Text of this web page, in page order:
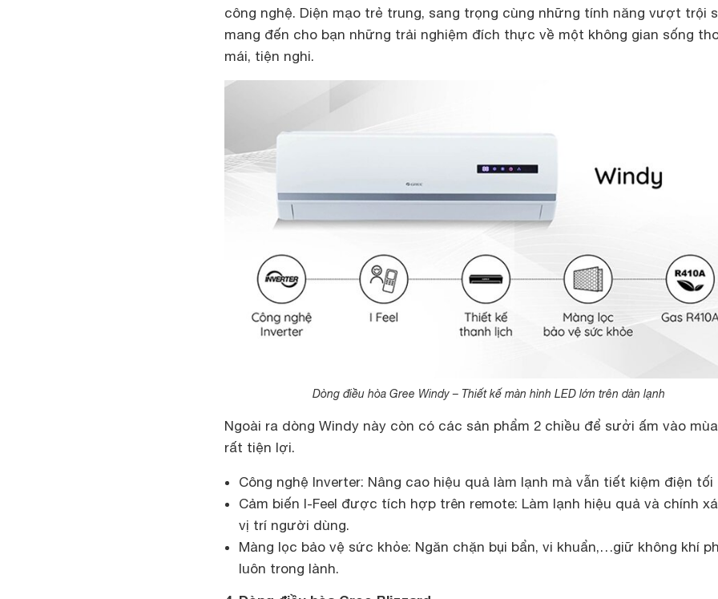
công nghệ. Diện mạo trẻ trung, sang trọng cùng những tính năng vượt trội
mang đến cho bạn những trải nghiệm đích thực về một không gian sống
mái, tiện nghi.
Dòng điều hòa Gree Windy – Thiết kế màn hình LED lớn trên dàn lạnh
Ngoài ra dòng Windy này còn có các sản phẩm 2 chiều để sưởi ấm vào
rất tiện lợi.
Công nghệ Inverter: Nâng cao hiệu quả làm lạnh mà vẫn tiết kiệm điện tối
Cảm biến I-Feel được tích hợp trên remote: Làm lạnh hiệu quả và chính
vị trí người dùng.
Màng lọc bảo vệ sức khỏe: Ngăn chặn bụi bẩn, vi khuẩn,…giữ không khí
luôn trong lành.